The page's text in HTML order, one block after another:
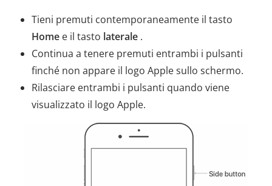
Tieni premuti contemporaneamente il tasto
Home e il tasto laterale .
Continua a tenere premuti entrambi i pulsanti
finché non appare il logo Apple sullo schermo.
Rilasciare entrambi i pulsanti quando viene
visualizzato il logo Apple.